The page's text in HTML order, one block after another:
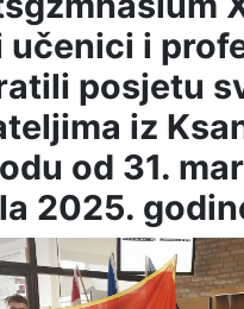
učenici i
posjetu
iz
od 31.
2025.